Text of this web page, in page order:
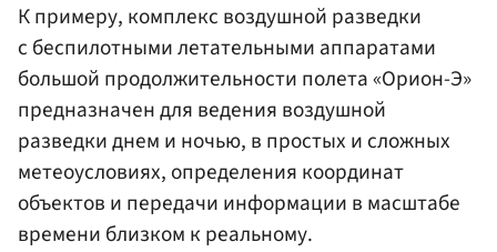
К примеру, комплекс воздушной разведки
с беспилотными летательными аппаратами
большой продолжительности полета «Орион-Э»
предназначен для ведения воздушной
разведки днем и ночью, в простых и сложных
метеоусловиях, определения координат
объектов и передачи информации в масштабе
времени близком к реальному.